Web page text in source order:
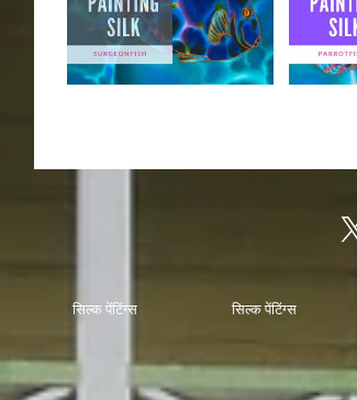
सिल्क पेंटिंग्स सिल्क पेंटिंग्स